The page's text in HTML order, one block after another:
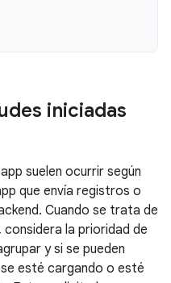
iniciadas
suelen ocurrir según
que envía registros o
Cuando se trata de
la prioridad de
y si se pueden
esté cargando o esté